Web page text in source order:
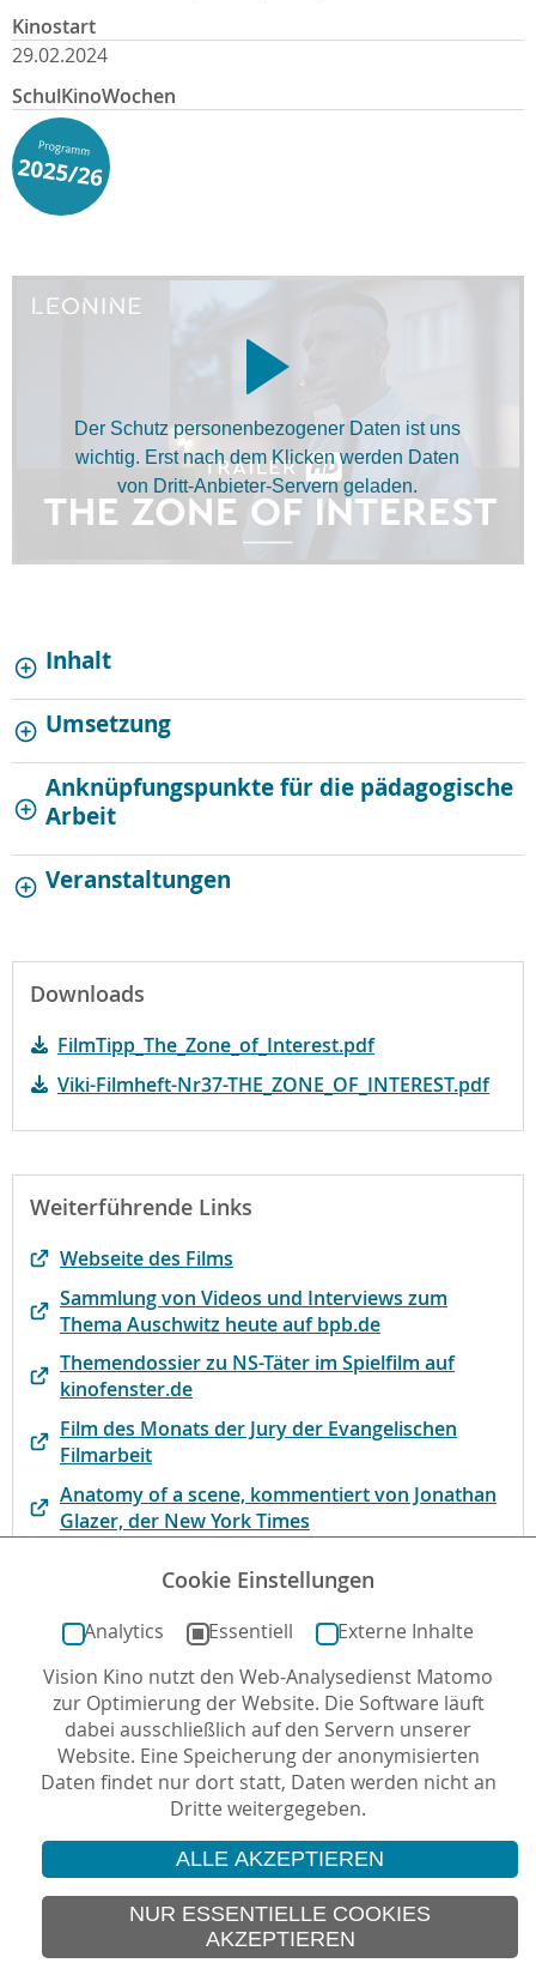
Kinostart
29.02.2024
SchulKinoWochen
Der Schutz personenbezogener Daten ist uns
wichtig. Erst nach dem Klicken werden Daten
von Dritt-Anbieter-Servern geladen.
Inhalt
Umsetzung
Anknüpfungspunkte für die pädagogische
Arbeit
Veranstaltungen
Downloads
FilmTipp_The_Zone_of_Interest.pdf
Viki-Filmheft-Nr37-THE_ZONE_OF_INTEREST.pdf
Weiterführende Links
Webseite des Films
Sammlung von Videos und Interviews zum
Thema Auschwitz heute auf bpb.de
Themendossier zu NS-Täter im Spielfilm auf
kinofenster.de
Film des Monats der Jury der Evangelischen
Filmarbeit
Anatomy of a scene, kommentiert von Jonathan
Glazer, der New York Times
Autor*in: Eva Hasel , 30.01.2024 , letzte Aktualisierung:
12.08.2025
© 2026 Vision Kino
IMPRESSUM
SITEMAP
Cookie Einstellungen
Analytics Essentiell
Externe Inhalte
Vision Kino nutzt den Web-Analysedienst Matomo
zur Optimierung der Website. Die Software läuft
dabei ausschließlich auf den Servern unserer
Website. Eine Speicherung der anonymisierten
Daten findet nur dort statt, Daten werden nicht an
Dritte weitergegeben.
ALLE AKZEPTIEREN
NUR ESSENTIELLE COOKIES
AKZEPTIEREN